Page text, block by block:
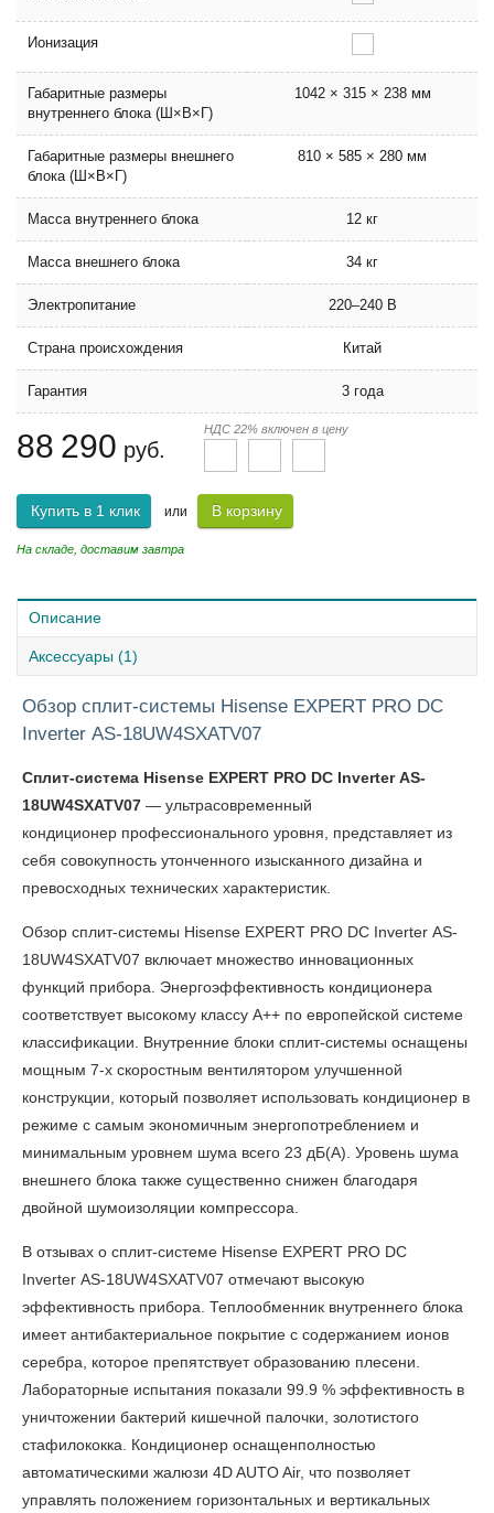
Ионизация
Габаритные размеры
внутреннего блока (Ш×В×Г)
1042 × 315 × 238 мм
Габаритные размеры внешнего
блока (Ш×В×Г)
810 × 585 × 280 мм
Масса внутреннего блока 12 кг
Масса внешнего блока 34 кг
Электропитание 220–240 В
Страна происхождения Китай
Гарантия 3 года
88 290 руб.
НДС 22% включен в цену
Купить в 1 клик или В корзину
На складе, доставим завтра
Описание
Аксессуары (1)
Обзор сплит-системы Hisense EXPERT PRO DC
Inverter AS-18UW4SXATV07
Сплит-система Hisense EXPERT PRO DC Inverter AS-
18UW4SXATV07 — ультрасовременный
кондиционер профессионального уровня, представляет из
себя совокупность утонченного изысканного дизайна и
превосходных технических характеристик.
Обзор сплит-системы Hisense EXPERT PRO DC Inverter AS-
18UW4SXATV07 включает множество инновационных
функций прибора. Энергоэффективность кондиционера
соответствует высокому классу А++ по европейской системе
классификации. Внутренние блоки сплит-системы оснащены
мощным 7-х скоростным вентилятором улучшенной
конструкции, который позволяет использовать кондиционер в
режиме с самым экономичным энергопотреблением и
минимальным уровнем шума всего 23 дБ(А). Уровень шума
внешнего блока также существенно снижен благодаря
двойной шумоизоляции компрессора.
В отзывах о сплит-системе Hisense EXPERT PRO​ DC
Inverter AS-18UW4SXATV07 отмечают высокую
эффективность прибора. Теплообменник внутреннего блока
имеет антибактериальное покрытие с содержанием ионов
серебра, которое препятствует образованию плесени.
Лабораторные испытания показали 99.9 % эффективность в
уничтожении бактерий кишечной палочки, золотистого
стафилококка. Кондиционер оснащенполностью
автоматическими жалюзи 4D AUTO Air, что позволяет
управлять положением горизонтальных и вертикальных